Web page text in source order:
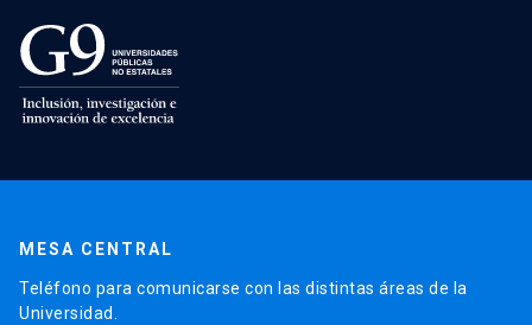
MESA CENTRAL
Teléfono para comunicarse con las distintas áreas de la
Universidad.